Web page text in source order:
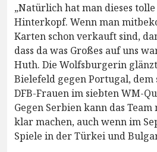
„Natürlich hat man dieses
Hinterkopf. Wenn man
Karten schon verkauft sind,
dass da was Großes auf uns
Huth. Die Wolfsburgerin
Bielefeld gegen Portugal, dem
DFB-Frauen im siebten WM-
Gegen Serbien kann das
klar machen, auch wenn im
Spiele in der Türkei und